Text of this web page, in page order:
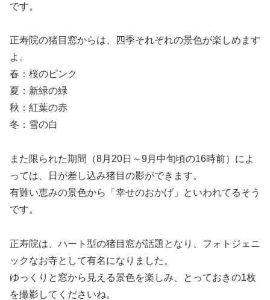
です。
正寿院の猪目窓からは、四季それぞれの景色が楽しめます
よ。
春：桜のピンク
夏：新緑の緑
秋：紅葉の赤
冬：雪の白
また限られた期間（8月20日～9月中旬頃の16時前）によ
っては、日が差し込み猪目の影ができます。
有難い恵みの景色から「幸せのおかげ」といわれてるそう
です。
正寿院は、ハート型の猪目窓が話題となり、フォトジェニ
ックなお寺として有名になりました。
ゆっくりと窓から見える景色を楽しみ、とっておきの1枚
を撮影してくださいね。